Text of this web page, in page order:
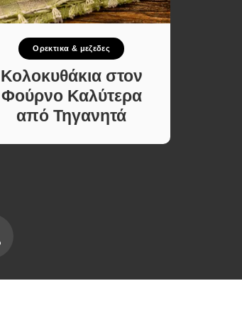
Ορεκτικα & μεζεδες
Κολοκυθάκια στον
Φούρνο Καλύτερα
από Τηγανητά